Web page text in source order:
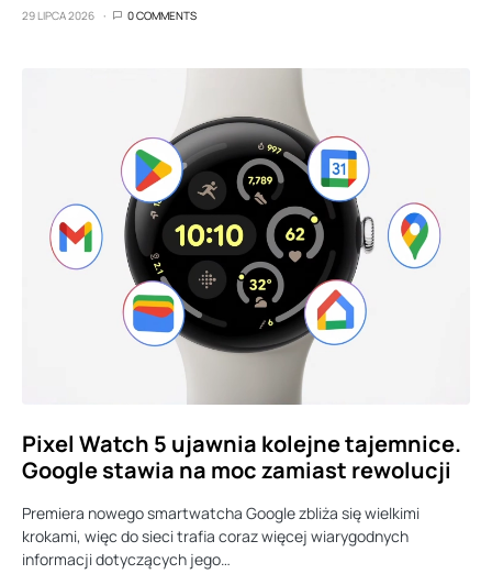
29 LIPCA 2026 0 COMMENTS
Pixel Watch 5 ujawnia kolejne tajemnice.
Google stawia na moc zamiast rewolucji
Premiera nowego smartwatcha Google zbliża się wielkimi
krokami, więc do sieci trafia coraz więcej wiarygodnych
informacji dotyczących jego…